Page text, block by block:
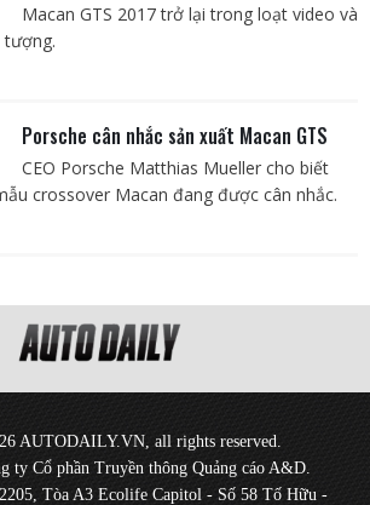
Macan GTS 2017 trở lại trong loạt video và
tượng.
Porsche cân nhắc sản xuất Macan GTS
CEO Porsche Matthias Mueller cho biết
crossover Macan đang được cân nhắc.
AUTODAILY.VN, all rights reserved.
ty Cổ phần Truyền thông Quảng cáo A&D.
Tòa A3 Ecolife Capitol - Số 58 Tố Hữu -